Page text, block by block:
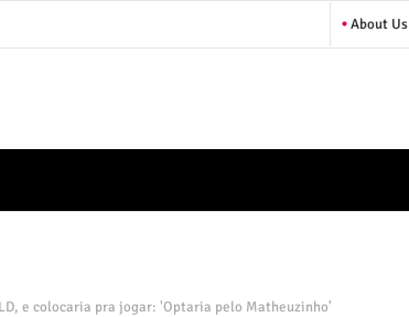
About Us
e colocaria pra jogar: 'Optaria pelo Matheuzinho'